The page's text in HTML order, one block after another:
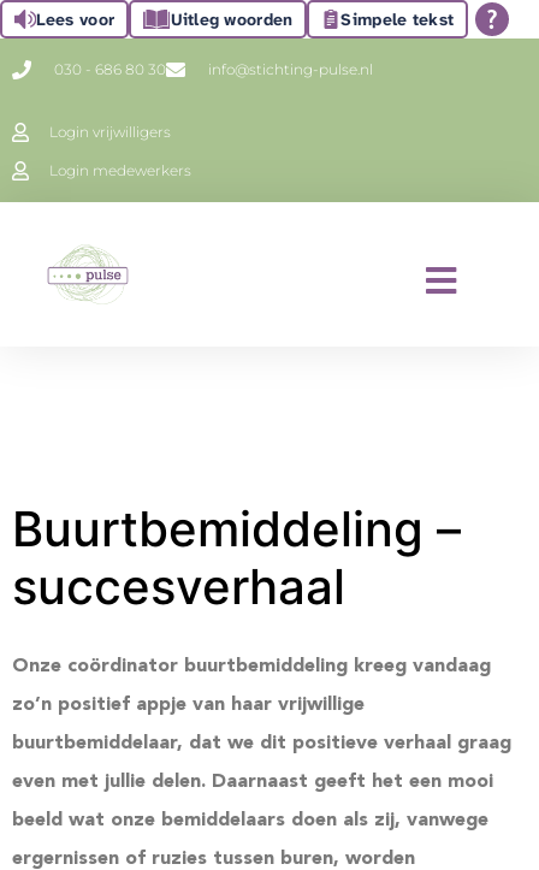
Lees voor Uitleg woorden Simpele tekst
030 - 686 80 30 info@stichting-pulse.nl
Login vrijwilligers
Login medewerkers
Buurtbemiddeling –
succesverhaal
Onze coördinator buurtbemiddeling kreeg vandaag
zo’n positief appje van haar vrijwillige
buurtbemiddelaar, dat we dit positieve verhaal graag
even met jullie delen. Daarnaast geeft het een mooi
beeld wat onze bemiddelaars doen als zij, vanwege
ergernissen of ruzies tussen buren, worden